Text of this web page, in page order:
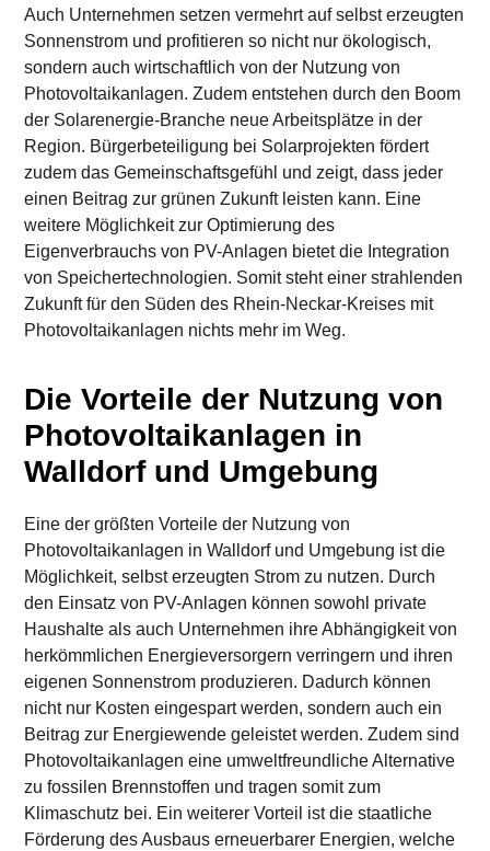
Auch Unternehmen setzen vermehrt auf selbst erzeugten
Sonnenstrom und profitieren so nicht nur ökologisch,
sondern auch wirtschaftlich von der Nutzung von
Photovoltaikanlagen. Zudem entstehen durch den Boom
der Solarenergie-Branche neue Arbeitsplätze in der
Region. Bürgerbeteiligung bei Solarprojekten fördert
zudem das Gemeinschaftsgefühl und zeigt, dass jeder
einen Beitrag zur grünen Zukunft leisten kann. Eine
weitere Möglichkeit zur Optimierung des
Eigenverbrauchs von PV-Anlagen bietet die Integration
von Speichertechnologien. Somit steht einer strahlenden
Zukunft für den Süden des Rhein-Neckar-Kreises mit
Photovoltaikanlagen nichts mehr im Weg.
Die Vorteile der Nutzung von
Photovoltaikanlagen in
Walldorf und Umgebung
Eine der größten Vorteile der Nutzung von
Photovoltaikanlagen in Walldorf und Umgebung ist die
Möglichkeit, selbst erzeugten Strom zu nutzen. Durch
den Einsatz von PV-Anlagen können sowohl private
Haushalte als auch Unternehmen ihre Abhängigkeit von
herkömmlichen Energieversorgern verringern und ihren
eigenen Sonnenstrom produzieren. Dadurch können
nicht nur Kosten eingespart werden, sondern auch ein
Beitrag zur Energiewende geleistet werden. Zudem sind
Photovoltaikanlagen eine umweltfreundliche Alternative
zu fossilen Brennstoffen und tragen somit zum
Klimaschutz bei. Ein weiterer Vorteil ist die staatliche
Förderung des Ausbaus erneuerbarer Energien, welche